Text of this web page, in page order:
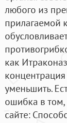
любого из
прилагаемой
как
уменьшить.
ошибка в том,
сайте: